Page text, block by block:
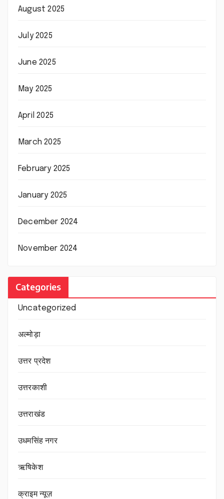
August 2025
July 2025
June 2025
May 2025
April 2025
March 2025
February 2025
January 2025
December 2024
November 2024
Categories
Uncategorized
अल्मोड़ा
उत्तर प्रदेश
उत्तरकाशी
उत्तराखंड
उधमसिंह नगर
ऋषिकेश
क्राइम न्यूज़